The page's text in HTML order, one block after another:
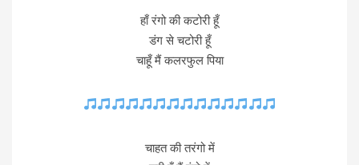
हाँ रंगो की कटोरी हूँ
डंग से चटोरी हूँ
चाहूँ मैं कलरफुल पिया
चाहत की तरंगो में